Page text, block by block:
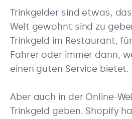
Trinkgelder sind etwas,
Welt gewohnt sind zu
Trinkgeld im Restaurant,
Fahrer oder immer dann,
einen guten Service bietet.
Aber auch in der Online-
Trinkgeld geben. Shopify